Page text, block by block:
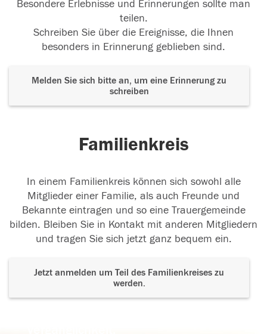
Besondere Erlebnisse und Erinnerungen sollte man
teilen.
Schreiben Sie über die Ereignisse, die Ihnen
besonders in Erinnerung geblieben sind.
Melden Sie sich bitte an, um eine Erinnerung zu
schreiben
Familienkreis
In einem Familienkreis können sich sowohl alle
Mitglieder einer Familie, als auch Freunde und
Bekannte eintragen und so eine Trauergemeinde
bilden. Bleiben Sie in Kontakt mit anderen Mitgliedern
und tragen Sie sich jetzt ganz bequem ein.
Jetzt anmelden um Teil des Familienkreises zu
werden.